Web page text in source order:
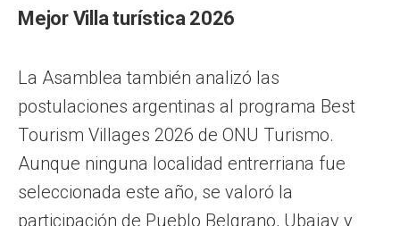
Mejor Villa turística 2026
La Asamblea también analizó las
postulaciones argentinas al programa Best
Tourism Villages 2026 de ONU Turismo.
Aunque ninguna localidad entrerriana fue
seleccionada este año, se valoró la
participación de Pueblo Belgrano, Ubajay y